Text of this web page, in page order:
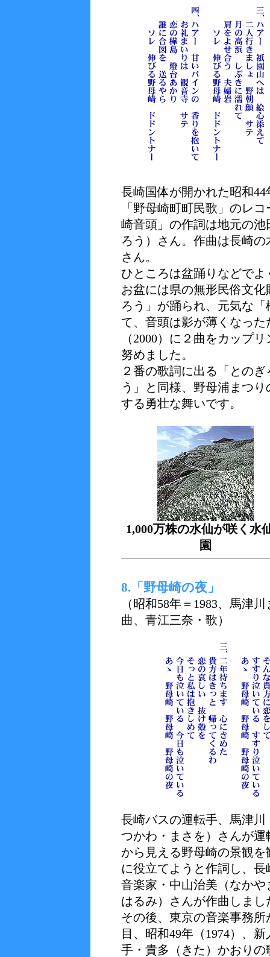
長崎国体が開かれた昭和
「野母崎町町民歌」のレ
崎音頭」の作詞は地元の
ろう）さん。作曲は長崎
さん。
ひところは盆踊りなどで
お盆には県の無形民俗文
ろう」が踊られ、元気な
て、音頭は影が薄くなっ
（2000）に２曲をカップ
努めました。
２番の歌詞に出る「との
う」と同様、野母浦まつ
する勇壮な舞いです。
1,000万株の水仙が咲く水
園
8.「野母崎の夜」
（昭和58年＝1983、馬津
曲、青江三奈・歌）
長崎バスの運転手、馬津川
つかわ・まさを）さんが運
から見える野母崎の景観を
に役立てようと作詞し、長
音楽家・中山治美（なかや
はるみ）さんが作曲しまし
その後、東京の音楽事務所
目、昭和49年（1974）、新
手・貴多（きた）かおりの